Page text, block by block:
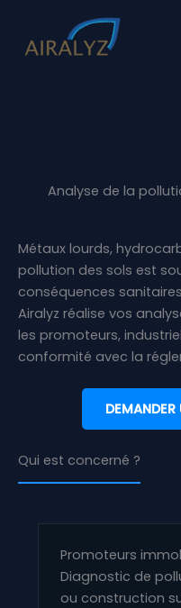
contenu
Analyse de la
Métaux lourds,
pollution des sols est
conséquences
Airalyz réalise vos
les promoteurs,
conformité avec la
Qui est concerné ?
Promoteurs
Diagnostic de
ou construction